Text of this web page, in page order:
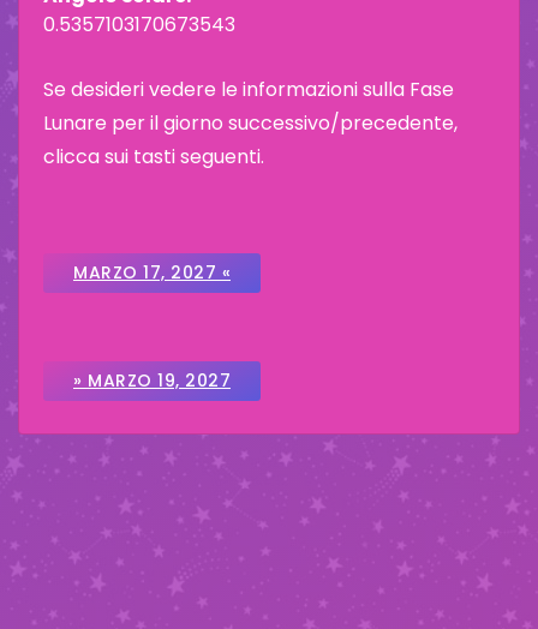
0.5357103170673543
Se desideri vedere le informazioni sulla Fase
Lunare per il giorno successivo/precedente,
clicca sui tasti seguenti.
MARZO 17, 2027 «
» MARZO 19, 2027